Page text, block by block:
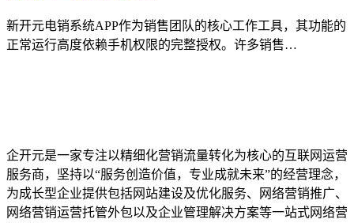
新开元电销系统APP作为销售团队的核心工作工具，其功能的
正常运行高度依赖手机权限的完整授权。许多销售…
企开元是一家专注以精细化营销流量转化为核心的互联网运营
服务商，坚持以“服务创造价值，专业成就未来”的经营理念，
为成长型企业提供包括网站建设及优化服务、网络营销推广、
网络营销运营托管外包以及企业管理解决方案等一站式网络营